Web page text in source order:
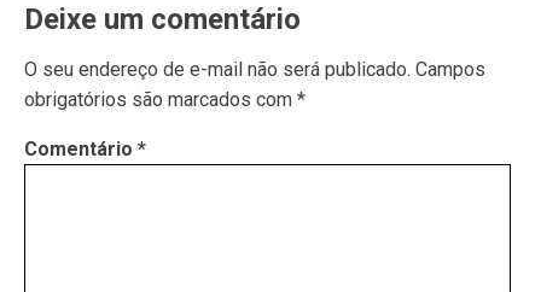
Deixe um comentário
O seu endereço de e-mail não será publicado. Campos
obrigatórios são marcados com *
Comentário *